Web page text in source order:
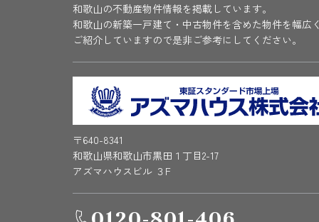
和歌山の不動産物件情報を掲載しています。
和歌山の新築一戸建て・中古物件を含めた物件を幅広く
ご紹介していますので是非ご参考にしてください。
〒640-8341
和歌山県和歌山市黒田１丁目2-17
アズマハウスビル ３F